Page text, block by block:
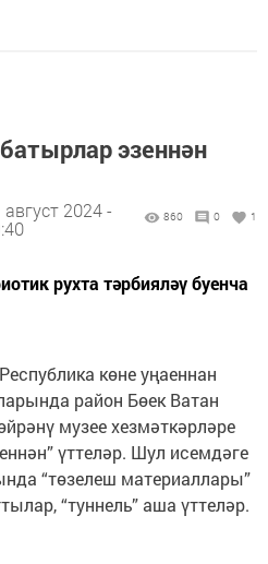
эзеннән
август 2024 -
860 0 1
рухта тәрбияләү буенча
көне уңаеннан
район Бөек Ватан
музее хезмәткәрләре
үттеләр. Шул исемдәге
“төзелеш материаллары”
“туннель” аша үттеләр.